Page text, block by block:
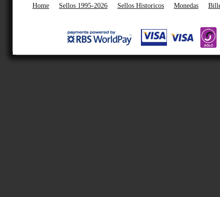
Home Sellos 1995-2026 Sellos Historicos Monedas